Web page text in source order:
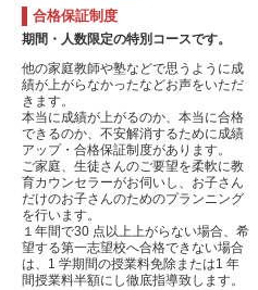
合格保証制度
期間・人数限定の特別コースです。
他の家庭教師や塾などで思うように成
績が上がらなかったなどお声をいただ
きます。
本当に成績が上がるのか、本当に合格
できるのか、不安解消するために成績
アップ・合格保証制度があります。
ご家庭、生徒さんのご要望を柔軟に教
育カウンセラーがお伺いし、お子さん
だけのお子さんのためのプランニング
を行います。
１年間で30 点以上上がらない場合、希
望する第一志望校へ合格できない場合
は、1 学期間の授業料免除または1 年
間授業料半額にし徹底指導致します。